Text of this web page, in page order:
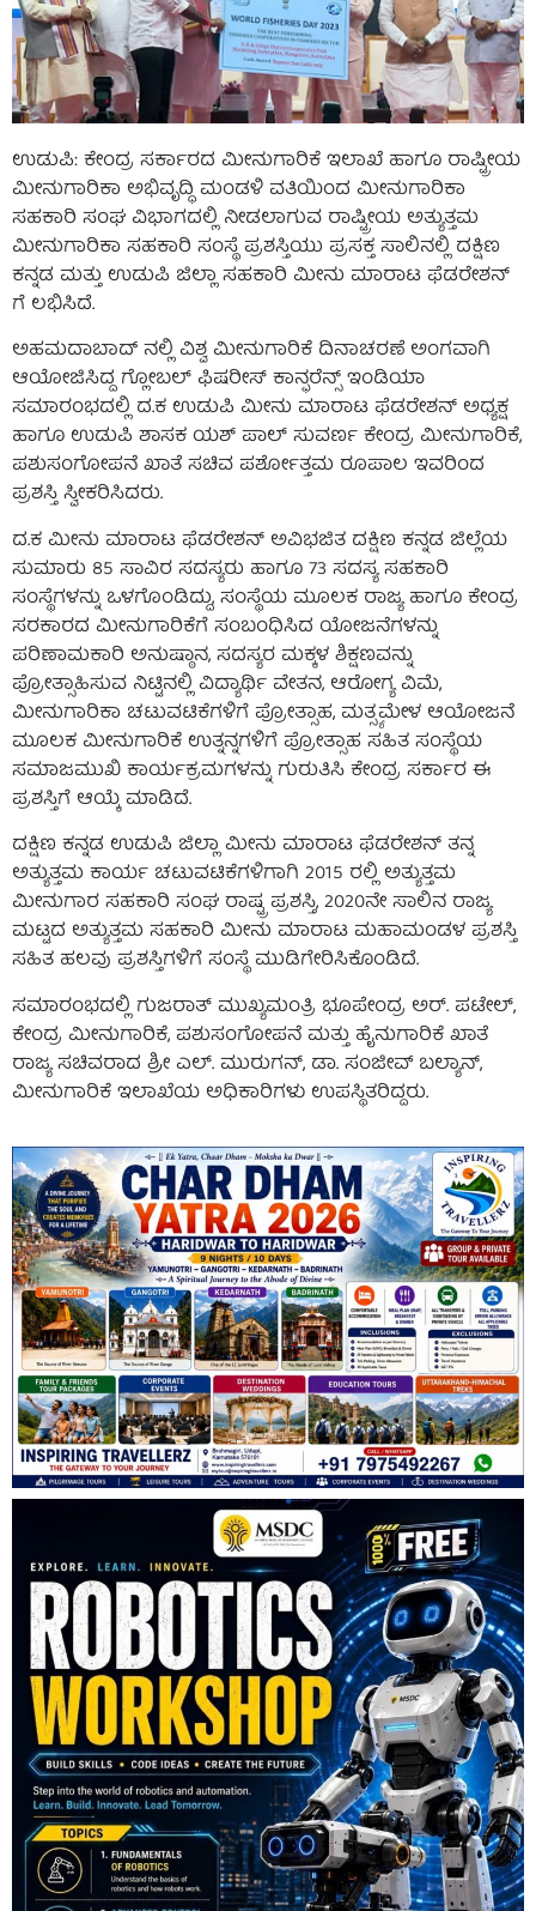
ಉಡುಪಿ: ಕೇಂದ್ರ ಸರ್ಕಾರದ ಮೀನುಗಾರಿಕೆ ಇಲಾಖೆ ಹಾಗೂ ರಾಷ್ಟ್ರೀಯ
ಮೀನುಗಾರಿಕಾ ಅಭಿವೃದ್ಧಿ ಮಂಡಳಿ ವತಿಯಿಂದ ಮೀನುಗಾರಿಕಾ
ಸಹಕಾರಿ ಸಂಘ ವಿಭಾಗದಲ್ಲಿ ನೀಡಲಾಗುವ ರಾಷ್ಟ್ರೀಯ ಅತ್ಯುತ್ತಮ
ಮೀನುಗಾರಿಕಾ ಸಹಕಾರಿ ಸಂಸ್ಥೆ ಪ್ರಶಸ್ತಿಯು ಪ್ರಸಕ್ತ ಸಾಲಿನಲ್ಲಿ ದಕ್ಷಿಣ
ಕನ್ನಡ ಮತ್ತು ಉಡುಪಿ ಜಿಲ್ಲಾ ಸಹಕಾರಿ ಮೀನು ಮಾರಾಟ ಫೆಡರೇಶನ್
ಗೆ ಲಭಿಸಿದೆ.
ಅಹಮದಾಬಾದ್ ನಲ್ಲಿ ವಿಶ್ವ ಮೀನುಗಾರಿಕೆ ದಿನಾಚರಣೆ ಅಂಗವಾಗಿ
ಆಯೋಜಿಸಿದ್ದ ಗ್ಲೋಬಲ್ ಫಿಷರೀಸ್ ಕಾನ್ಫರೆನ್ಸ್ ಇಂಡಿಯಾ
ಸಮಾರಂಭದಲ್ಲಿ ದ.ಕ ಉಡುಪಿ ಮೀನು ಮಾರಾಟ ಫೆಡರೇಶನ್ ಅಧ್ಯಕ್ಷ
ಹಾಗೂ ಉಡುಪಿ ಶಾಸಕ ಯಶ್ ಪಾಲ್ ಸುವರ್ಣ ಕೇಂದ್ರ ಮೀನುಗಾರಿಕೆ,
ಪಶುಸಂಗೋಪನೆ ಖಾತೆ ಸಚಿವ ಪರ್ಶೋತ್ತಮ ರೂಪಾಲ ಇವರಿಂದ
ಪ್ರಶಸ್ತಿ ಸ್ವೀಕರಿಸಿದರು.
ದ.ಕ ಮೀನು ಮಾರಾಟ ಫೆಡರೇಶನ್ ಅವಿಭಜಿತ ದಕ್ಷಿಣ ಕನ್ನಡ ಜಿಲ್ಲೆಯ
ಸುಮಾರು 85 ಸಾವಿರ ಸದಸ್ಯರು ಹಾಗೂ 73 ಸದಸ್ಯ ಸಹಕಾರಿ
ಸಂಸ್ಥೆಗಳನ್ನು ಒಳಗೊಂಡಿದ್ದು, ಸಂಸ್ಥೆಯ ಮೂಲಕ ರಾಜ್ಯ ಹಾಗೂ ಕೇಂದ್ರ
ಸರಕಾರದ ಮೀನುಗಾರಿಕೆಗೆ ಸಂಬಂಧಿಸಿದ ಯೋಜನೆಗಳನ್ನು
ಪರಿಣಾಮಕಾರಿ ಅನುಷ್ಠಾನ, ಸದಸ್ಯರ ಮಕ್ಕಳ ಶಿಕ್ಷಣವನ್ನು
ಪ್ರೋತ್ಸಾಹಿಸುವ ನಿಟ್ಟಿನಲ್ಲಿ ವಿದ್ಯಾರ್ಥಿ ವೇತನ, ಆರೋಗ್ಯ ವಿಮೆ,
ಮೀನುಗಾರಿಕಾ ಚಟುವಟಿಕೆಗಳಿಗೆ ಪ್ರೋತ್ಸಾಹ, ಮತ್ಸ್ಯಮೇಳ ಆಯೋಜನೆ
ಮೂಲಕ ಮೀನುಗಾರಿಕೆ ಉತ್ನನ್ನಗಳಿಗೆ ಪ್ರೋತ್ಸಾಹ ಸಹಿತ ಸಂಸ್ಥೆಯ
ಸಮಾಜಮುಖಿ ಕಾರ್ಯಕ್ರಮಗಳನ್ನು ಗುರುತಿಸಿ ಕೇಂದ್ರ ಸರ್ಕಾರ ಈ
ಪ್ರಶಸ್ತಿಗೆ ಆಯ್ಕೆ ಮಾಡಿದೆ.
ದಕ್ಷಿಣ ಕನ್ನಡ ಉಡುಪಿ ಜಿಲ್ಲಾ ಮೀನು ಮಾರಾಟ ಫೆಡರೇಶನ್ ತನ್ನ
ಅತ್ಯುತ್ತಮ ಕಾರ್ಯ ಚಟುವಟಿಕೆಗಳಿಗಾಗಿ 2015 ರಲ್ಲಿ ಅತ್ಯುತ್ತಮ
ಮೀನುಗಾರ ಸಹಕಾರಿ ಸಂಘ ರಾಷ್ಟ್ರ ಪ್ರಶಸ್ತಿ, 2020ನೇ ಸಾಲಿನ ರಾಜ್ಯ
ಮಟ್ಟದ ಅತ್ಯುತ್ತಮ ಸಹಕಾರಿ ಮೀನು ಮಾರಾಟ ಮಹಾಮಂಡಳ ಪ್ರಶಸ್ತಿ
ಸಹಿತ ಹಲವು ಪ್ರಶಸ್ತಿಗಳಿಗೆ ಸಂಸ್ಥೆ ಮುಡಿಗೇರಿಸಿಕೊಂಡಿದೆ.
ಸಮಾರಂಭದಲ್ಲಿ ಗುಜರಾತ್ ಮುಖ್ಯಮಂತ್ರಿ ಭೂಪೇಂದ್ರ ಅರ್. ಪಟೇಲ್,
ಕೇಂದ್ರ ಮೀನುಗಾರಿಕೆ, ಪಶುಸಂಗೋಪನೆ ಮತ್ತು ಹೈನುಗಾರಿಕೆ ಖಾತೆ
ರಾಜ್ಯ ಸಚಿವರಾದ ಶ್ರೀ ಎಲ್. ಮುರುಗನ್, ಡಾ. ಸಂಜೀವ್ ಬಲ್ಯಾನ್,
ಮೀನುಗಾರಿಕೆ ಇಲಾಖೆಯ ಅಧಿಕಾರಿಗಳು ಉಪಸ್ಥಿತರಿದ್ದರು.